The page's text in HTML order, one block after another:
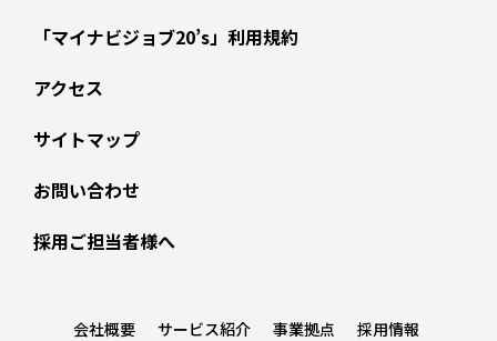
「マイナビジョブ20’s」利用規約
アクセス
サイトマップ
お問い合わせ
採用ご担当者様へ
会社概要 サービス紹介 事業拠点
採用情報